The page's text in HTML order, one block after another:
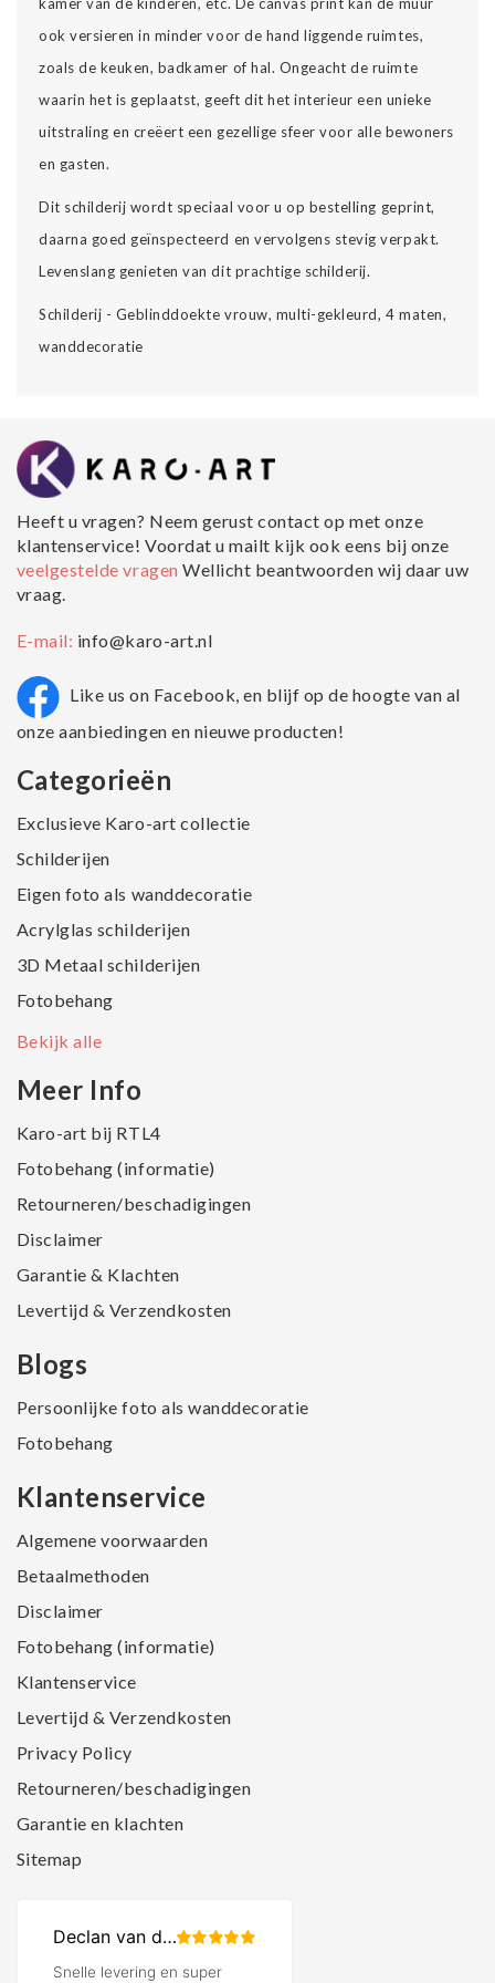
kamer van de kinderen, etc. De canvas print kan de muur
ook versieren in minder voor de hand liggende ruimtes,
zoals de keuken, badkamer of hal. Ongeacht de ruimte
waarin het is geplaatst, geeft dit het interieur een unieke
uitstraling en creëert een gezellige sfeer voor alle bewoners
en gasten.
Dit schilderij wordt speciaal voor u op bestelling geprint,
daarna goed geïnspecteerd en vervolgens stevig verpakt.
Levenslang genieten van dit prachtige schilderij.
Schilderij - Geblinddoekte vrouw, multi-gekleurd, 4 maten,
wanddecoratie
Heeft u vragen? Neem gerust contact op met onze
klantenservice! Voordat u mailt kijk ook eens bij onze
veelgestelde vragenWellicht beantwoorden wij daar uw
vraag.
E-mail: info@karo-art.nl
Like us on Facebook, en blijf op de hoogte van al
onze aanbiedingen en nieuwe producten!
Categorieën
Exclusieve Karo-art collectie
Schilderijen
Eigen foto als wanddecoratie
Acrylglas schilderijen
3D Metaal schilderijen
Fotobehang
Bekijk alle
Meer Info
Karo-art bij RTL4
Fotobehang (informatie)
Retourneren/beschadigingen
Disclaimer
Garantie & Klachten
Levertijd & Verzendkosten
Blogs
Persoonlijke foto als wanddecoratie
Fotobehang
Klantenservice
Algemene voorwaarden
Betaalmethoden
Disclaimer
Fotobehang (informatie)
Klantenservice
Levertijd & Verzendkosten
Privacy Policy
Retourneren/beschadigingen
Garantie en klachten
Sitemap